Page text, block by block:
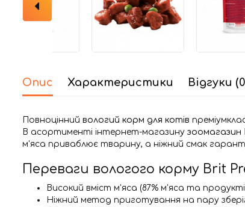
Опис Характеристики Відгуки
Повноцінний вологий корм для котів
В асортименті інтернет-магазину зоомагазин
м'яса приваблює тварину, а ніжний смак
Переваги вологого корму Brit
Високий вміст м'яса (87% м'яса та
Ніжний метод приготування на пару